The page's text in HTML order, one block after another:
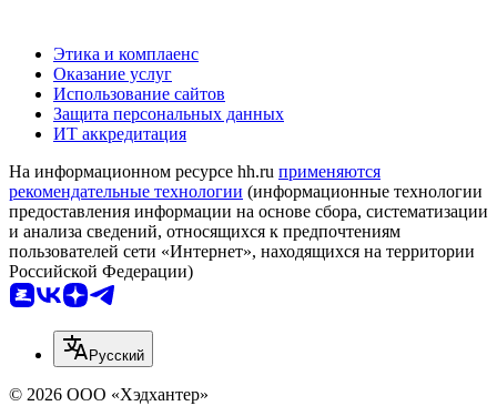
Этика и комплаенс
Оказание услуг
Использование сайтов
Защита персональных данных
ИТ аккредитация
На информационном ресурсе hh.ru применяются
рекомендательные технологии (информационные технологии
предоставления информации на основе сбора, систематизации
и анализа сведений, относящихся к предпочтениям
пользователей сети «Интернет», находящихся на территории
Российской Федерации)
Русский
© 2026 ООО «Хэдхантер»